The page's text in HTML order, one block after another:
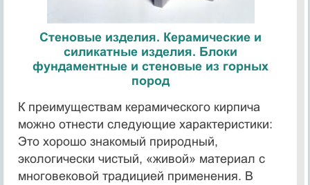
Стеновые изделия. Керамические и
силикатные изделия. Блоки
фундаментные и стеновые из горных
пород
К преимуществам керамического кирпича
можно отнести следующие характеристики:
Это хорошо знакомый природный,
экологически чистый, «живой» материал с
многовековой традицией применения. В